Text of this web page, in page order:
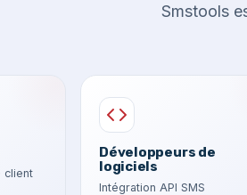
Smstools
client
Développeurs de
logiciels
Intégration API SMS